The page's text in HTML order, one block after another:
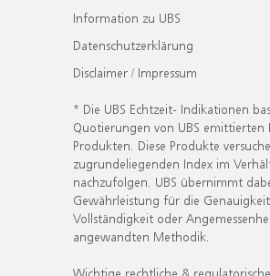
Information zu UBS
Datenschutzerklärung
Disclaimer / Impressum
* Die UBS Echtzeit- Indikationen
Quotierungen von UBS emittierten
Produkten. Diese Produkte
zugrundeliegenden Index im
nachzufolgen. UBS übernimmt
Gewährleistung für die
Vollständigkeit oder
angewandten Methodik.